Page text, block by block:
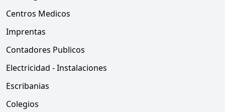
Centros Medicos
Imprentas
Contadores Publicos
Electricidad - Instalaciones
Escribanias
Colegios